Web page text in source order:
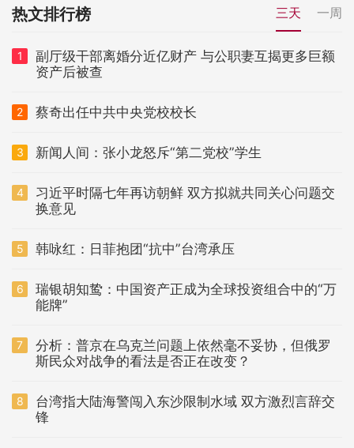
热文排行榜 三天 一周
1
副厅级干部离婚分近亿财产 与公职妻互揭更多巨额
资产后被查
2 蔡奇出任中共中央党校校长
3 新闻人间：张小龙怒斥“第二党校”学生
4
习近平时隔七年再访朝鲜 双方拟就共同关心问题交
换意见
5 韩咏红：日菲抱团“抗中”台湾承压
6
瑞银胡知鸷：中国资产正成为全球投资组合中的“万
能牌”
7
分析：普京在乌克兰问题上依然毫不妥协，但俄罗
斯民众对战争的看法是否正在改变？
8
台湾指大陆海警闯入东沙限制水域 双方激烈言辞交
锋